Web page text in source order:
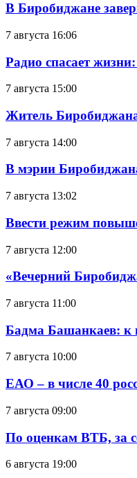
В Биробиджане
7 августа 16:06
Радио спасает
7 августа 15:00
Житель
7 августа 14:00
В мэрии
7 августа 13:02
Ввести режим
7 августа 12:00
«Вечерний
7 августа 11:00
Бадма Башанкаев: к
7 августа 10:00
ЕАО – в числе 40
7 августа 09:00
По оценкам ВТБ, за
6 августа 19:00